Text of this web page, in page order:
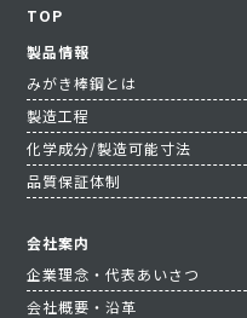
TOP
製品情報
みがき棒鋼とは
製造工程
化学成分/製造可能寸法
品質保証体制
会社案内
企業理念・代表あいさつ
会社概要・沿革